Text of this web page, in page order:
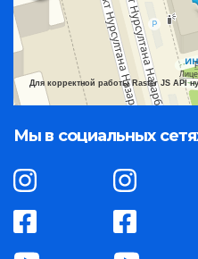
Для корректной работы Raster JS API
Мы в социальных